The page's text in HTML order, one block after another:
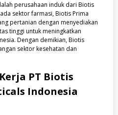
perusahaan induk dari Biotis
sektor farmasi, Biotis Prima
pertanian dengan menyediakan
tinggi untuk meningkatkan
Dengan demikian, Biotis
sektor kesehatan dan
PT Biotis
Indonesia